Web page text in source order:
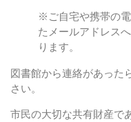
※ご自宅や携帯の
たメールアドレス
ります。
図書館から連絡があった
さい。
市民の大切な共有財産で